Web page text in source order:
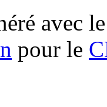
avec
pour le